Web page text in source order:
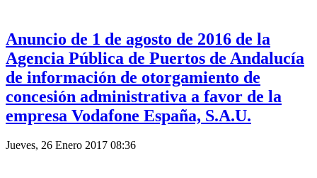
Anuncio de 1 de agosto de 2016 de la
Agencia Pública de Puertos de Andalucía
de información de otorgamiento de
concesión administrativa a favor de la
empresa Vodafone España, S.A.U.
Jueves, 26 Enero 2017 08:36